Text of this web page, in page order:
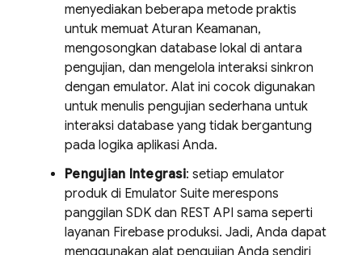
menyediakan beberapa metode praktis
untuk memuat Aturan Keamanan,
mengosongkan database lokal di antara
pengujian, dan mengelola interaksi sinkron
dengan emulator. Alat ini cocok digunakan
untuk menulis pengujian sederhana untuk
interaksi database yang tidak bergantung
pada logika aplikasi Anda.
Pengujian Integrasi: setiap emulator
produk di Emulator Suite merespons
panggilan SDK dan REST API sama seperti
layanan Firebase produksi. Jadi, Anda dapat
menggunakan alat pengujian Anda sendiri